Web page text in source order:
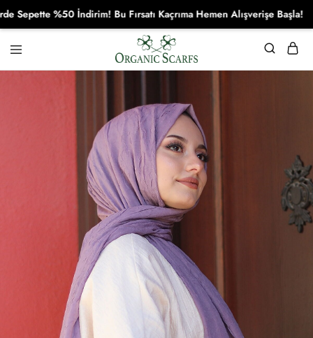
Organikscarf
%50 İndirim! Bu Fırsatı Kaçrıma Hemen Alışverişe Başla!